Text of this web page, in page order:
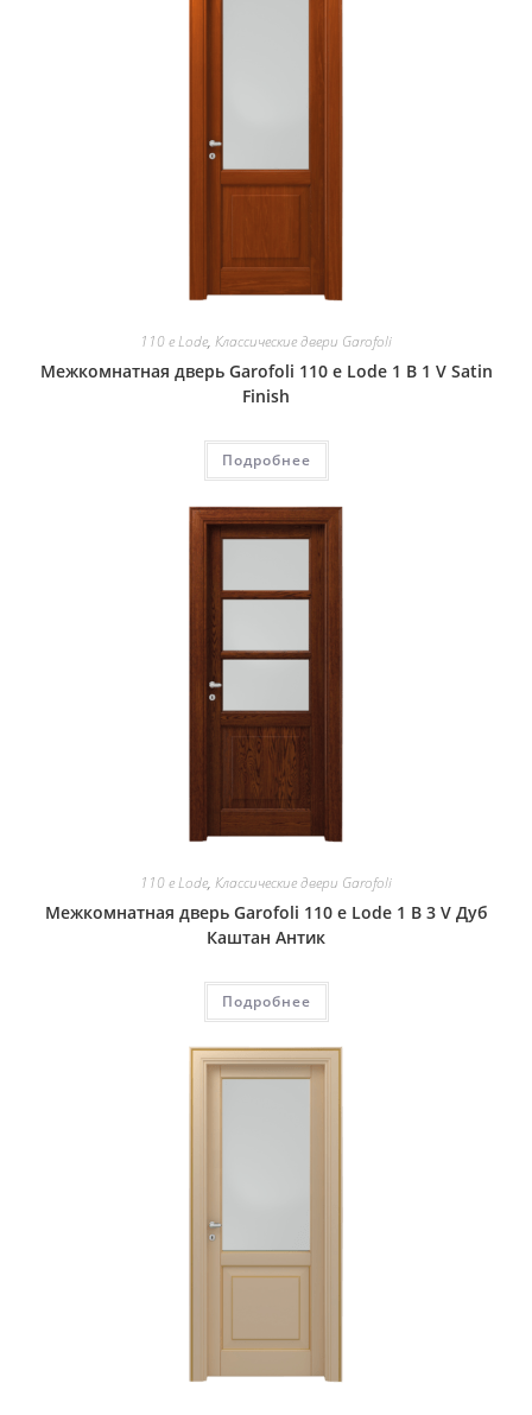
110 e Lode, Классические двери Garofoli
Межкомнатная дверь Garofoli 110 e Lode 1 B 1 V Satin
Finish
Подробнее
110 e Lode, Классические двери Garofoli
Межкомнатная дверь Garofoli 110 e Lode 1 B 3 V Дуб
Каштан Антик
Подробнее